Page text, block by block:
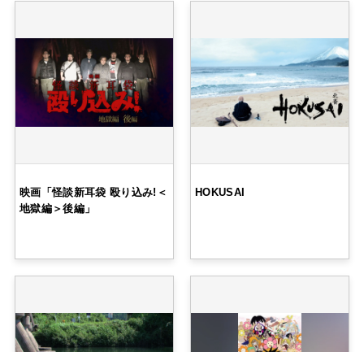
映画「怪談新耳袋 殴り込み!＜
地獄編＞後編」
HOKUSAI